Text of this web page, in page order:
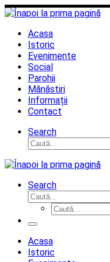
Sari
la
conținutAcasa
Istoric
Evenimente
Social
Parohii
Mănăstiri
Informații
Contact
Search
Căutare
Search
Căutare
Căutare
Meniu
Acasa
Istoric